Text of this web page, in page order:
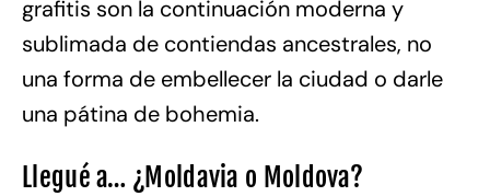
grafitis son la continuación moderna y
sublimada de contiendas ancestrales, no
una forma de embellecer la ciudad o darle
una pátina de bohemia.
Llegué a… ¿Moldavia o Moldova?